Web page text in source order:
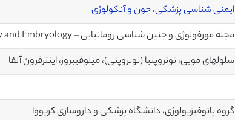
ایمنی شناسی پزشکی،خون و آنکولوژی
مجله مورفولوژی و جنین شناسی رومانیایی – Romanian Journal of Morphology and Embryology
سلولهای مویی، نوتروپنیا (نوتروپنی)، میلوفیبروز، اینترفرون آلفا
گروه پاتوفیزیولوژی، دانشگاه پزشکی و داروسازی کريووا